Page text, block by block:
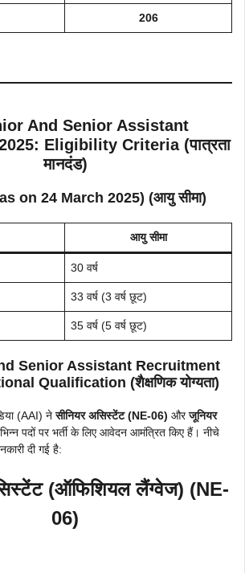
206
And Senior Assistant
Eligibility Criteria (पात्रता
मानदंड)
on 24 March 2025) (आयु सीमा)
आयु सीमा
30 वर्ष
33 वर्ष (3 वर्ष छूट)
35 वर्ष (5 वर्ष छूट)
Senior Assistant Recruitment
Qualification (शैक्षणिक योग्यता)
(AAI) नेसीनियर असिस्टेंट (NE-06) औरजूनियर
पदों पर भर्ती के लिए आवेदन आमंत्रित किए हैं। नीचे
दी गई है:
(ऑफिशियल लैंग्वेज) (NE-
06)